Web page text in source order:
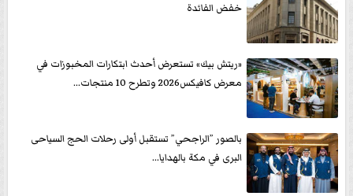
خفض الفائدة
«ريتش بيك» تستعرض أحدث ابتكارات المخبوزات في
معرض كافيكس2026 وتطرح 10 منتجات...
بالصور ”الراجحي” تستقبل أولى رحلات الحج السياحى
البرى في مكة بالهدايا...